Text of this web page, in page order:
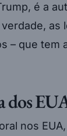
é a
as
– que tem
dos
nos